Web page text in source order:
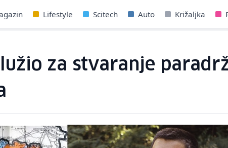
Lifestyle Scitech Auto Križaljka
za stvaranje